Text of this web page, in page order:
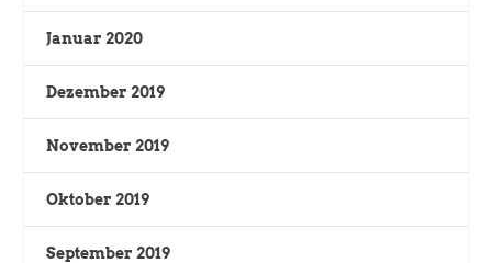
Januar 2020
Dezember 2019
November 2019
Oktober 2019
September 2019